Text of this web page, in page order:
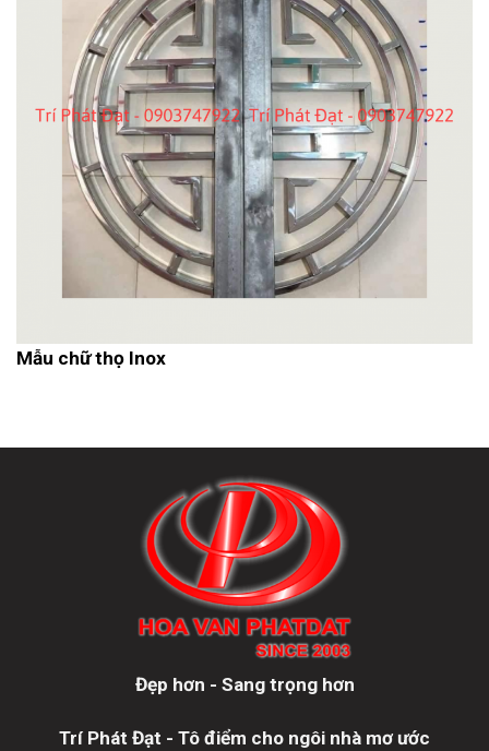
Mẫu chữ thọ Inox
Đẹp hơn - Sang trọng hơn
Trí Phát Đạt - Tô điểm cho ngôi nhà mơ ước